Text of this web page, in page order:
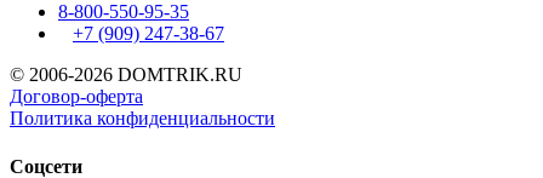
8-800-550-95-35
+7 (909) 247-38-67
© 2006-2026 DOMTRIK.RU
Договор-оферта
Политика конфиденциальности
Соцсети